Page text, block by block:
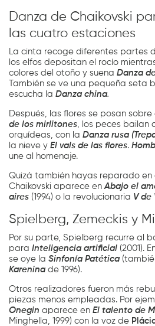
Danza de Chaikovski
las cuatro estaciones
La cinta recoge diferentes partes
los elfos depositan el rocío
colores del otoño y suenaDanza
También se ve una pequeña seta
escucha laDanza china.
Después, las flores se posan
de los mirlitones , los peces bailan
orquídeas, con laDanza rusa
la nieve y El vals de las flores.
une al homenaje.
Quizá también hayas reparado
Chaikovski aparece en Abajo el
aires (1994) o la revolucionaria V de
Spielberg, Zemeckis y
Por su parte, Spielberg recurre al
para Inteligencia artificial (2001).
se oye la Sinfonía Patética
Karenina de 1996).
Otros realizadores fueron más
piezas menos empleadas. Por
Oneginaparece enEl talento de
Minghella, 1999) con la voz de